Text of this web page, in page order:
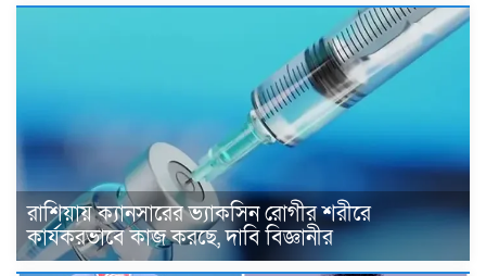
রাশিয়ায় ক্যানসারের ভ্যাকসিন রোগীর শরীরে
কার্যকরভাবে কাজ করছে, দাবি বিজ্ঞানীর